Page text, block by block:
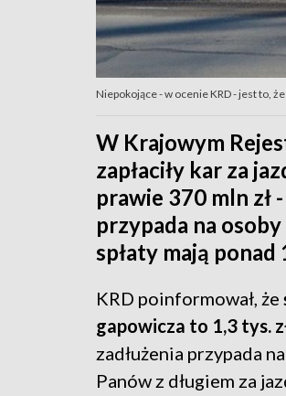
Niepokojące - w ocenie KRD - jest to,
W Krajowym
zapłaciły kar za
prawie 370 mln zł
przypada na
spłaty mają ponad
KRD poinformował, że
gapowicza to 1,3 tys.
zadłużenia przypada
Panów z długiem za